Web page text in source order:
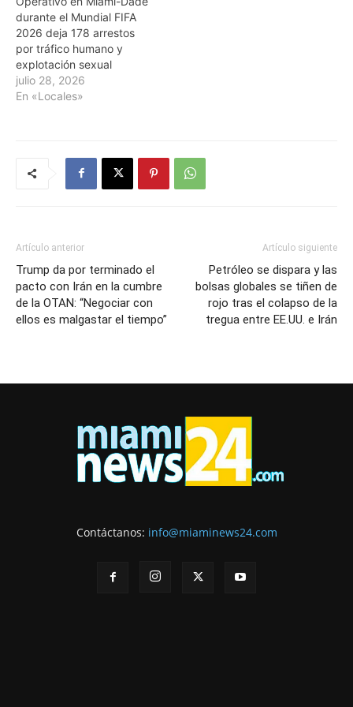
durante el Mundial FIFA
2026 deja 178 arrestos
por tráfico humano y
explotación sexual
julio 28, 2026
En «Locales»
Artículo anterior
Trump da por terminado el
pacto con Irán en la cumbre
de la OTAN: “Negociar con
ellos es malgastar el tiempo”
Artículo siguiente
Petróleo se dispara y las
bolsas globales se tiñen de
rojo tras el colapso de la
tregua entre EE.UU. e Irán
Contáctanos: info@miaminews24.com